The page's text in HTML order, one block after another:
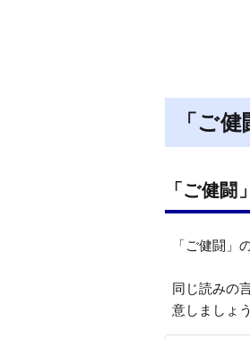
「ご
「ご健闘
「ご健闘」
同じ読みの
意しましょう